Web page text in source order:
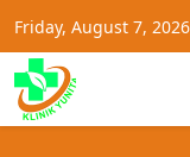
Friday, August 7,